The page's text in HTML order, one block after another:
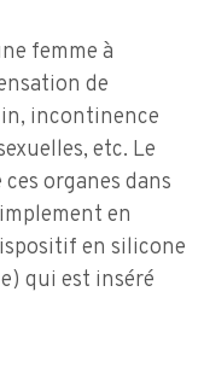
femme à
de
incontinence
etc. Le
organes dans
en
en silicone
qui est inséré